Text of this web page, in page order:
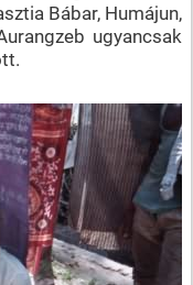
Bábar, Humájun,
ugyancsak